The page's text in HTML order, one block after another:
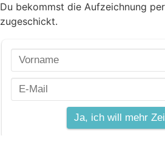
Du bekommst die Aufzeichnung
zugeschickt.